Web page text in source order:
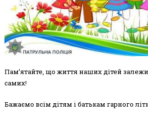
Пам’ятайте, що життя наших дітей
самих!
Бажаємо всім дітям і батькам гарного